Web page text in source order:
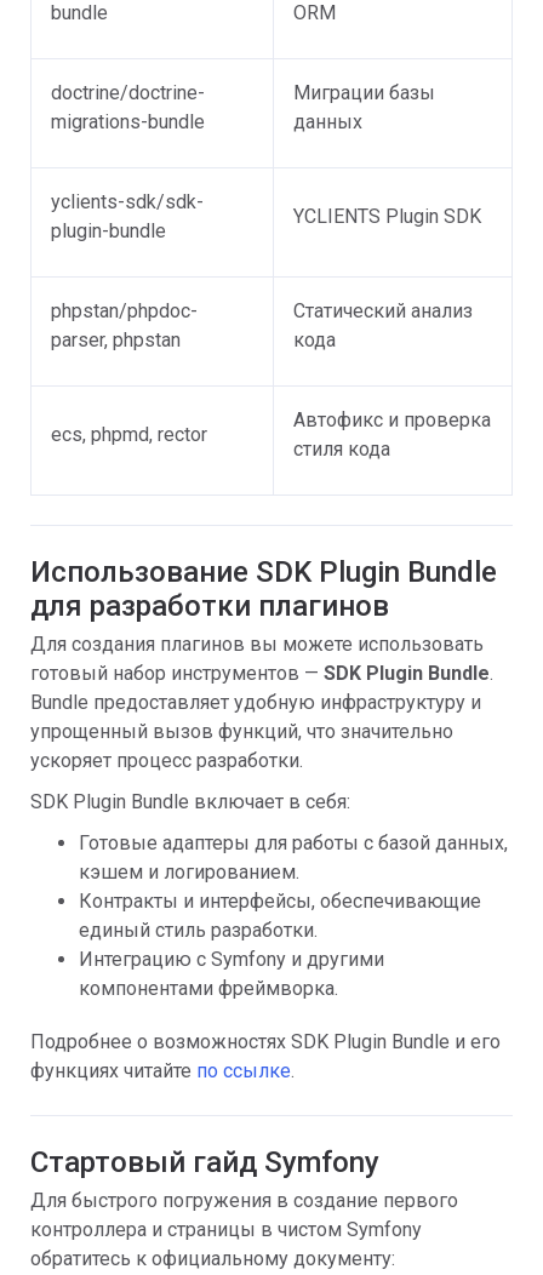
bundle
ORM
doctrine/doctrine-
migrations-bundle
Миграции базы
данных
yclients-sdk/sdk-
plugin-bundle
YCLIENTS Plugin SDK
phpstan/phpdoc-
parser, phpstan
Статический анализ
кода
ecs, phpmd, rector
Автофикс и проверка
стиля кода
Использование SDK Plugin Bundle
для разработки плагинов
Для создания плагинов вы можете использовать
готовый набор инструментов — SDK Plugin Bundle.
Bundle предоставляет удобную инфраструктуру и
упрощенный вызов функций, что значительно
ускоряет процесс разработки.
SDK Plugin Bundle включает в себя:
Готовые адаптеры для работы с базой данных,
кэшем и логированием.
Контракты и интерфейсы, обеспечивающие
единый стиль разработки.
Интеграцию с Symfony и другими
компонентами фреймворка.
Подробнее о возможностях SDK Plugin Bundle и его
функциях читайте по ссылке.
Стартовый гайд Symfony
Для быстрого погружения в создание первого
контроллера и страницы в чистом Symfony
обратитесь к официальному документу: